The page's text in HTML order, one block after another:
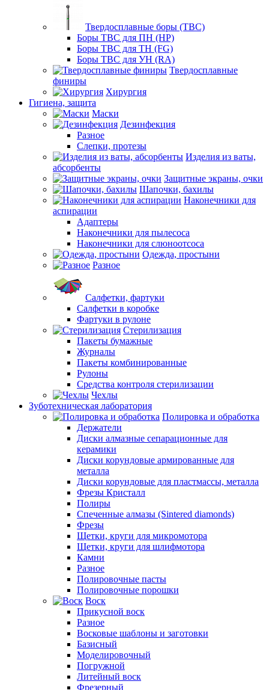
Твердосплавные боры (ТВС)
Боры ТВС для ПН (HP)
Боры ТВС для ТН (FG)
Боры ТВС для УН (RA)
Твердосплавные
финиры
Хирургия
Гигиена, защита
Маски
Дезинфекция
Разное
Слепки, протезы
Изделия из ваты,
абсорбенты
Защитные экраны, очки
Шапочки, бахилы
Наконечники для
аспирации
Адаптеры
Наконечники для пылесоса
Наконечники для слюноотсоса
Одежда, простыни
Разное
Салфетки, фартуки
Салфетки в коробке
Фартуки в рулоне
Стерилизация
Пакеты бумажные
Журналы
Пакеты комбинированные
Рулоны
Средства контроля стерилизации
Чехлы
Зуботехническая лаборатория
Полировка и обработка
Держатели
Диски алмазные сепарационные для
керамики
Диски корундовые армированные для
металла
Диски корундовые для пластмассы, металла
Фрезы Кристалл
Полиры
Спеченные алмазы (Sintered diamonds)
Фрезы
Щетки, круги для микромотора
Щетки, круги для шлифмотора
Камни
Разное
Полировочные пасты
Полировочные порошки
Воск
Прикусной воск
Разное
Восковые шаблоны и заготовки
Базисный
Моделировочный
Погружной
Литейный воск
Фрезерный